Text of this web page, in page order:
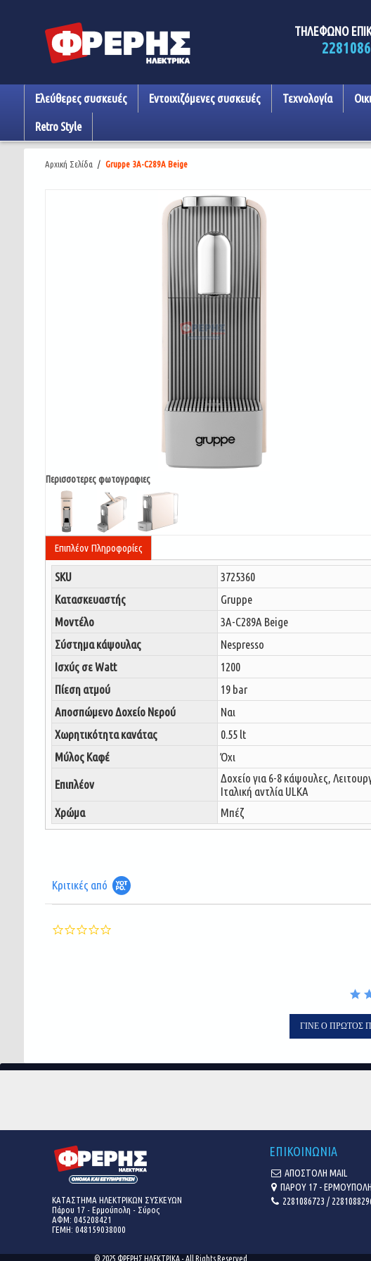
ΤΗΛΕΦΩΝΟ
Ελεύθερες συσκευές Εντοιχιζόμενες συσκευές Τεχνολογία
Retro Style
Αρχική Σελίδα / Gruppe 3A-C289A Beige
Περισσοτερες φωτογραφιες
Επιπλέον Πληροφορίες
SKU
3725360
Κατασκευαστής
Gruppe
Μοντέλο
3A-C289A Beige
Σύστημα κάψουλας
Nespresso
Ισχύς σε Watt
1200
Πίεση ατμού
19 bar
Αποσπώμενο Δοχείο Νερού
Ναι
Χωρητικότητα κανάτας
0.55 lt
Μύλος Καφέ
Όχι
Επιπλέον
Δοχείο για 6-8 κάψουλες,
Ιταλική αντλία ULKA
Χρώμα
Μπέζ
Κριτικές από
0.0
ΓΊΝΕ Ο ΠΡΏΤΟΣ
ΚΑΤΑΣΤΗΜΑ ΗΛΕΚΤΡΙΚΩΝ ΣΥΣΚΕΥΩΝ
Πάρου 17 - Ερμούπολη - Σύρος
ΑΦΜ: 045208421
ΓΕΜΗ: 048159038000
ΕΠΙΚΟΙΝΩΝΙΑ
ΑΠΟΣΤΟΛΗ MAIL
ΠΑΡΟΥ 17 -
2281086723 /
© 2025 ΦΡΕΡΗΣ ΗΛΕΚΤΡΙΚΑ - All Rights Reserved.